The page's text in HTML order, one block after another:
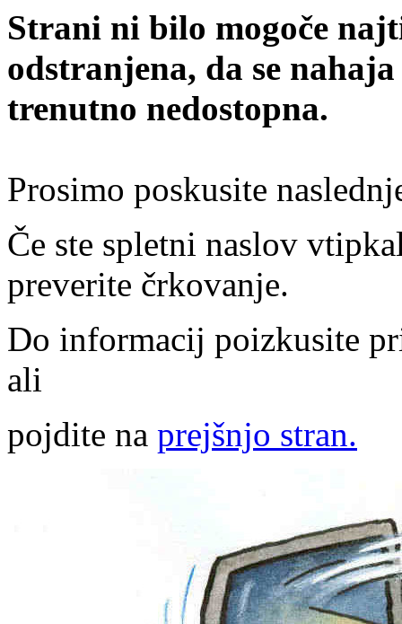
Strani ni bilo mogoče
odstranjena, da se
trenutno nedostopna.
Prosimo poskusite
Če ste spletni naslov
preverite črkovanje.
Do informacij poizkusite
ali
pojdite na prejšnjo stran.